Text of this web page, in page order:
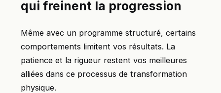
qui freinent la progression
Même avec un programme structuré, certains
comportements limitent vos résultats. La
patience et la rigueur restent vos meilleures
alliées dans ce processus de transformation
physique.